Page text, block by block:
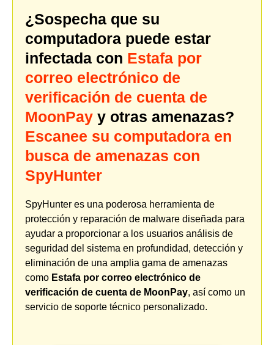
¿Sospecha que su
computadora puede estar
infectada con Estafa por
correo electrónico de
verificación de cuenta de
MoonPay y otras amenazas?
Escanee su computadora en
busca de amenazas con
SpyHunter
SpyHunter es una poderosa herramienta de
protección y reparación de malware diseñada para
ayudar a proporcionar a los usuarios análisis de
seguridad del sistema en profundidad, detección y
eliminación de una amplia gama de amenazas
como Estafa por correo electrónico de
verificación de cuenta de MoonPay, así como un
servicio de soporte técnico personalizado.